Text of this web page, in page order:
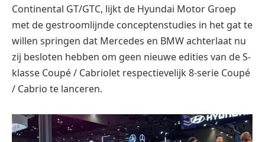
Continental GT/GTC, lijkt de Hyundai Motor Groep
met de gestroomlijnde conceptenstudies in het gat te
willen springen dat Mercedes en BMW achterlaat nu
zij besloten hebben om geen nieuwe edities van de S-
klasse Coupé / Cabriolet respectievelijk 8-serie Coupé
/ Cabrio te lanceren.